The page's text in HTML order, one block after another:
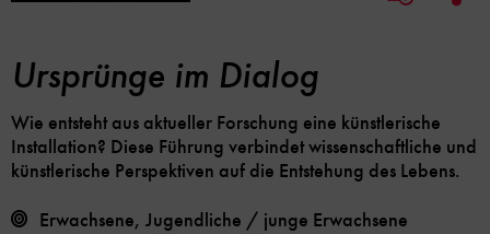
Ursprünge im Dialog
Wie entsteht aus aktueller Forschung eine künstlerische
Installation? Diese Führung verbindet wissenschaftliche und
künstlerische Perspektiven auf die Entstehung des Lebens.
Erwachsene, Jugendliche / junge Erwachsene